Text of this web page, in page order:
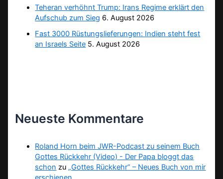
Teheran verhöhnt Trump: Irans Regime erklärt den
Aufschub zum Sieg 6. August 2026
Fast 3000 Rüstungslieferungen: Indien steht fest
an Israels Seite 5. August 2026
Neueste Kommentare
Roland Horn beim JWR-Podcast zu seinem Buch
Gottes Rückkehr (Video) - Der Papa bloggt das
schon zu „Gottes Rückkehr“ – Neues Buch von mir